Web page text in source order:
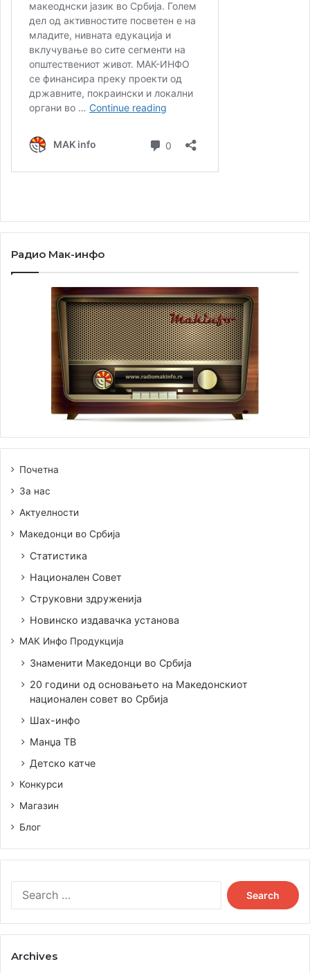
Радио Мак-инфо
Почетна
За нас
Актуелности
Македонци во Србија
Статистика
Национален Совет
Струковни здруженија
Новинско издавачка установа
МАК Инфо Продукција
Знаменити Македонци во Србија
20 години од основањето на Македонскиот
национален совет во Србија
Шах-инфо
Манџа ТВ
Детско катче
Конкурси
Магазин
Блог
Search
for:
Archives